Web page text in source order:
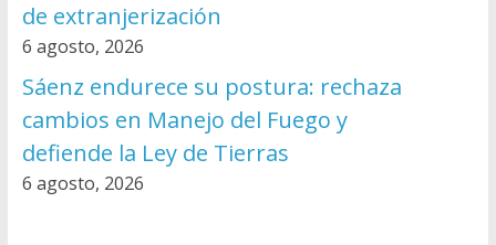
de extranjerización
6 agosto, 2026
Sáenz endurece su postura: rechaza
cambios en Manejo del Fuego y
defiende la Ley de Tierras
6 agosto, 2026